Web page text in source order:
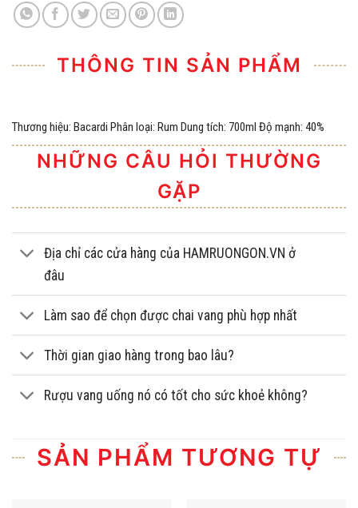
THÔNG TIN SẢN PHẨM
Thương hiệu: Bacardi Phân loại: Rum Dung tích: 700ml Độ mạnh: 40%
NHỮNG CÂU HỎI THƯỜNG
GẶP
Địa chỉ các cửa hàng của HAMRUONGON.VN ở
đâu
Làm sao để chọn được chai vang phù hợp nhất
Thời gian giao hàng trong bao lâu?
Rượu vang uống nó có tốt cho sức khoẻ không?
SẢN PHẨM TƯƠNG TỰ